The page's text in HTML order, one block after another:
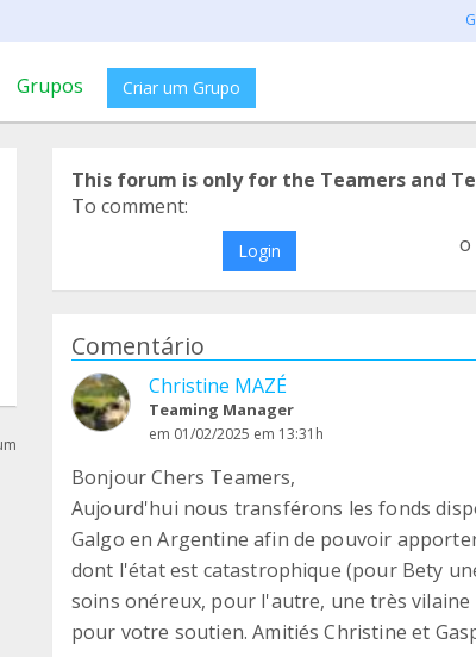
Grupos Criar um Grupo
This forum is only for the Teamers and
To comment:
Login o
Comentário
Christine MAZÉ
Teaming Manager
em 01/02/2025 em 13:31h
Bonjour Chers Teamers,
Aujourd'hui nous transférons les fonds
Galgo en Argentine afin de pouvoir
dont l'état est catastrophique (pour Bety
soins onéreux, pour l'autre, une très
pour votre soutien. Amitiés Christine et